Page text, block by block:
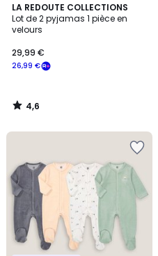
LA REDOUTE COLLECTIONS
Lot de 2 pyjamas 1 pièce en
velours
26,99 €
29,99 €
4,6
/ 5
4,6
/